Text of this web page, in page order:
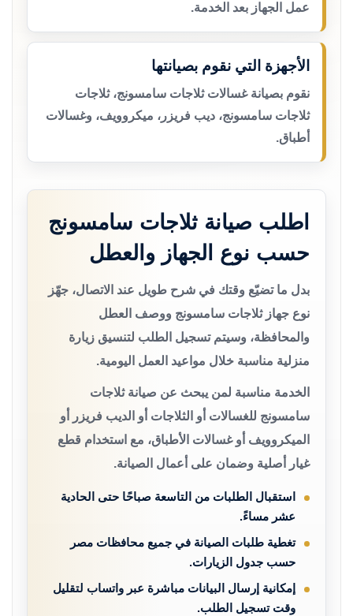
عمل الجهاز بعد الخدمة.
الأجهزة التي نقوم بصيانتها
نقوم بصيانة غسالات ثلاجات سامسونج، ثلاجات
ثلاجات سامسونج، ديب فريزر، ميكروويف، وغسالات
أطباق.
اطلب صيانة ثلاجات سامسونج
حسب نوع الجهاز والعطل
بدل ما تضيّع وقتك في شرح طويل عند الاتصال، جهّز
نوع جهاز ثلاجات سامسونج ووصف العطل
والمحافظة، وسيتم تسجيل الطلب لتنسيق زيارة
منزلية مناسبة خلال مواعيد العمل اليومية.
الخدمة مناسبة لمن يبحث عن صيانة ثلاجات
سامسونج للغسالات أو الثلاجات أو الديب فريزر أو
الميكروويف أو غسالات الأطباق، مع استخدام قطع
غيار أصلية وضمان على أعمال الصيانة.
استقبال الطلبات من التاسعة صباحًا حتى الحادية
عشر مساءً.
تغطية طلبات الصيانة في جميع محافظات مصر
حسب جدول الزيارات.
إمكانية إرسال البيانات مباشرة عبر واتساب لتقليل
وقت تسجيل الطلب.